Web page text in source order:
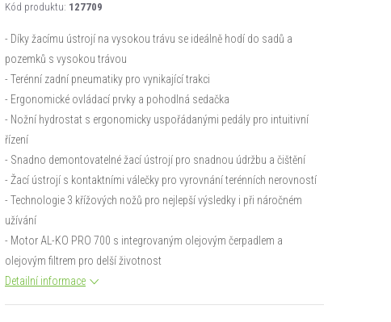
Kód produktu: 127709
- Díky žacímu ústrojí na vysokou trávu se ideálně hodí do sadů a
pozemků s vysokou trávou
- Terénní zadní pneumatiky pro vynikající trakci
- Ergonomické ovládací prvky a pohodlná sedačka
- Nožní hydrostat s ergonomicky uspořádanými pedály pro intuitivní
řízení
- Snadno demontovatelné žací ústrojí pro snadnou údržbu a čištění
- Žací ústrojí s kontaktními válečky pro vyrovnání terénních nerovností
- Technologie 3 křížových nožů pro nejlepší výsledky i při náročném
užívání
- Motor AL-KO PRO 700 s integrovaným olejovým čerpadlem a
olejovým filtrem pro delší životnost
Detailní informace